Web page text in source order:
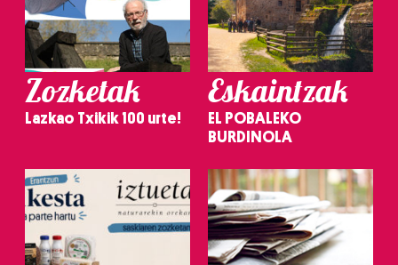
Zozketak
Lazkao Txikik 100 urte!
Eskaintzak
EL POBALEKO
BURDINOLA